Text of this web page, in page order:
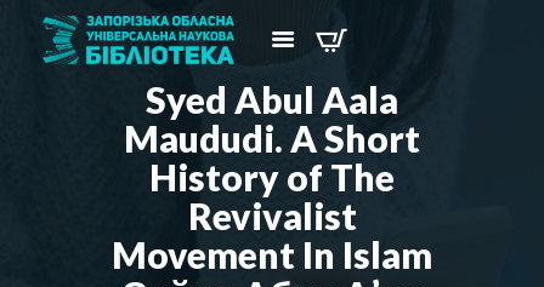
Syed Abul Aala
Maududi. A Short
History of The
Revivalist
Movement In Islam